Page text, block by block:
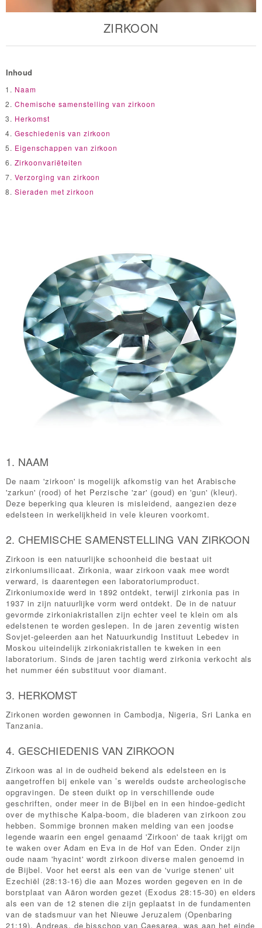
Collection
ZIRKOON
Inhoud
Naam
Chemische samenstelling van zirkoon
Herkomst
Geschiedenis van zirkoon
Eigenschappen van zirkoon
Zirkoonvariëteiten
Verzorging van zirkoon
Sieraden met zirkoon
1. NAAM
De naam 'zirkoon' is mogelijk afkomstig van het Arabische
'zarkun' (rood) of het Perzische 'zar' (goud) en 'gun' (kleur).
Deze beperking qua kleuren is misleidend, aangezien deze
edelsteen in werkelijkheid in vele kleuren voorkomt.
2. CHEMISCHE SAMENSTELLING VAN ZIRKOON
Zirkoon is een natuurlijke schoonheid die bestaat uit
zirkoniumsilicaat. Zirkonia, waar zirkoon vaak mee wordt
verward, is daarentegen een laboratoriumproduct.
Zirkoniumoxide werd in 1892 ontdekt, terwijl zirkonia pas in
1937 in zijn natuurlijke vorm werd ontdekt. De in de natuur
gevormde zirkoniakristallen zijn echter veel te klein om als
edelstenen te worden geslepen. In de jaren zeventig wisten
Sovjet-geleerden aan het Natuurkundig Instituut Lebedev in
Moskou uiteindelijk zirkoniakristallen te kweken in een
laboratorium. Sinds de jaren tachtig werd zirkonia verkocht als
het nummer één substituut voor diamant.
3. HERKOMST
Zirkonen worden gewonnen in Cambodja, Nigeria, Sri Lanka en
Tanzania.
4. GESCHIEDENIS VAN ZIRKOON
Zirkoon was al in de oudheid bekend als edelsteen en is
aangetroffen bij enkele van ’s werelds oudste archeologische
opgravingen. De steen duikt op in verschillende oude
geschriften, onder meer in de Bijbel en in een hindoe-gedicht
over de mythische Kalpa-boom, die bladeren van zirkoon zou
hebben. Sommige bronnen maken melding van een joodse
legende waarin een engel genaamd 'Zirkoon' de taak krijgt om
te waken over Adam en Eva in de Hof van Eden. Onder zijn
oude naam 'hyacint' wordt zirkoon diverse malen genoemd in
de Bijbel. Voor het eerst als een van de 'vurige stenen' uit
Ezechiël (28:13-16) die aan Mozes worden gegeven en in de
borstplaat van Aäron worden gezet (Exodus 28:15-30) en elders
als een van de 12 stenen die zijn geplaatst in de fundamenten
van de stadsmuur van het Nieuwe Jeruzalem (Openbaring
21:19). Andreas, de bisschop van Caesarea, was aan het einde